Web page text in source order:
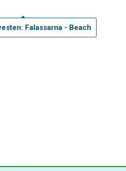
Falassarna - Beach